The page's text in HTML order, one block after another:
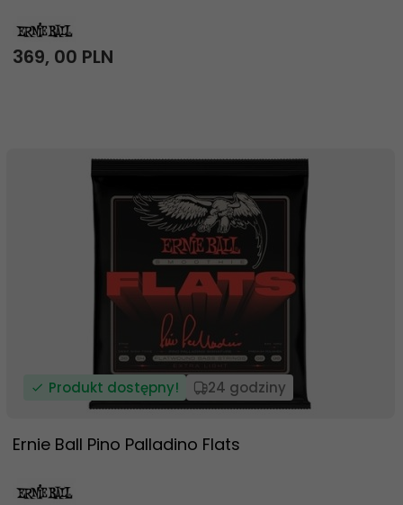
369, 00 PLN
Produkt dostępny! 24 godziny
Ernie Ball Pino Palladino Flats